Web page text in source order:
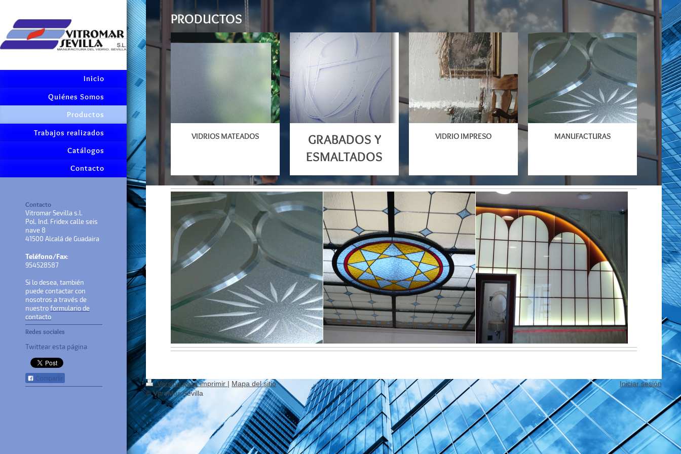
Inicio
Quiénes Somos
Productos
Trabajos realizados
Catálogos
Contacto
Contacto
Vitromar Sevilla s.l.
Pol. Ind. Fridex calle seis
nave 8
41500 Alcalá de Guadaira
Teléfono/Fax:
954528587
Si lo desea, también
puede contactar con
nosotros a través de
nuestroformulario de
contacto
Redes sociales
Twittear esta página
Compartir
PRODUCTOS
VIDRIOS MATEADOS
GRABADOS Y
ESMALTADOS
VIDRIO IMPRESO MANUFACTURAS
Versión para imprimir | Mapa del sitio
© VitroMar Sevilla
Iniciar sesión